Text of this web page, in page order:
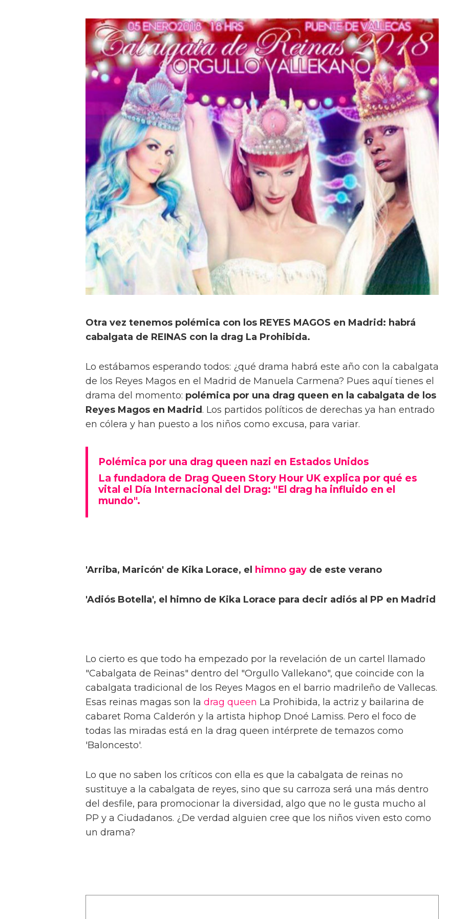
Otra vez tenemos polémica con los REYES MAGOS en Madrid: habrá
cabalgata de REINAS con la drag La Prohibida.
Lo estábamos esperando todos: ¿qué drama habrá este año con la cabalgata
de los Reyes Magos en el Madrid de Manuela Carmena? Pues aquí tienes el
drama del momento: polémica por una drag queen en la cabalgata de los
Reyes Magos en Madrid . Los partidos políticos de derechas ya han entrado
en cólera y han puesto a los niños como excusa, para variar.
Polémica por una drag queen nazi en Estados Unidos
La fundadora de Drag Queen Story Hour UK explica por qué es
vital el Día Internacional del Drag: "El drag ha influido en el
mundo".
'Arriba, Maricón' de Kika Lorace, el himno gay de este verano
'Adiós Botella', el himno de Kika Lorace para decir adiós al PP en Madrid
Lo cierto es que todo ha empezado por la revelación de un cartel llamado
"Cabalgata de Reinas" dentro del "Orgullo Vallekano", que coincide con la
cabalgata tradicional de los Reyes Magos en el barrio madrileño de Vallecas.
Esas reinas magas son la drag queen La Prohibida, la actriz y bailarina de
cabaret Roma Calderón y la artista hiphop Dnoé Lamiss. Pero el foco de
todas las miradas está en la drag queen intérprete de temazos como
'Baloncesto'.
Lo que no saben los críticos con ella es que la cabalgata de reinas no
sustituye a la cabalgata de reyes, sino que su carroza será una más dentro
del desfile, para promocionar la diversidad, algo que no le gusta mucho al
PP y a Ciudadanos. ¿De verdad alguien cree que los niños viven esto como
un drama?